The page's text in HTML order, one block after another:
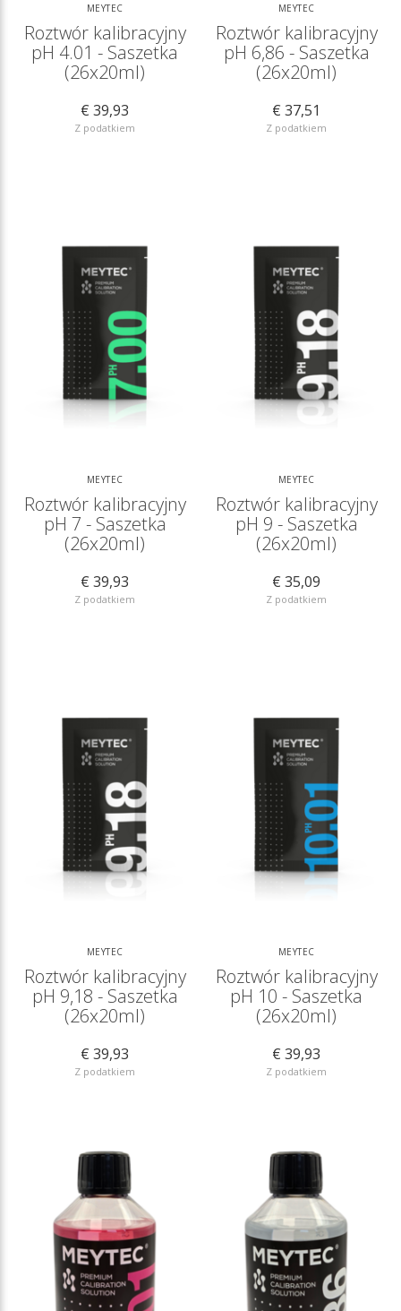
MEYTEC
Roztwór kalibracyjny
pH 4.01 - Saszetka
(26x20ml)
€ 39,93
Z podatkiem
MEYTEC
Roztwór kalibracyjny
pH 6,86 - Saszetka
(26x20ml)
€ 37,51
Z podatkiem
MEYTEC
Roztwór kalibracyjny
pH 7 - Saszetka
(26x20ml)
€ 39,93
Z podatkiem
MEYTEC
Roztwór kalibracyjny
pH 9 - Saszetka
(26x20ml)
€ 35,09
Z podatkiem
MEYTEC
Roztwór kalibracyjny
pH 9,18 - Saszetka
(26x20ml)
€ 39,93
Z podatkiem
MEYTEC
Roztwór kalibracyjny
pH 10 - Saszetka
(26x20ml)
€ 39,93
Z podatkiem